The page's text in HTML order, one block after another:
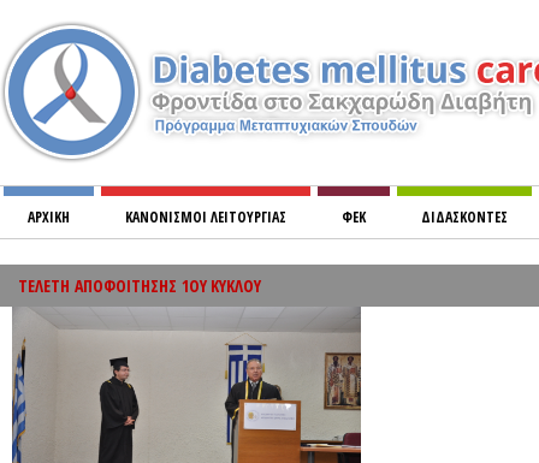
ΑΡΧΙΚΗ ΚΑΝΟΝΙΣΜOΙ ΛΕΙΤΟΥΡΓΙΑΣ ΦΕΚ ΔΙΔΑΣΚΟΝΤΕΣ
ΜΙΚΡΟΑΓΓΕΙΑΚΕΣ ΚΑΙ ΜΑΚΡΟΑΓΓΓΕΙΑΚΕΣ ΕΠΙΠΛΟΚΕΣ ΤΟΥ ΣΑΚΧΑΡΩΔΗ ΔΙΑΒΗΤΗ
ΤΕΛΕΤΗ ΑΠΟΦΟΙΤΗΣΗΣ 1ΟΥ ΚΥΚΛΟΥ